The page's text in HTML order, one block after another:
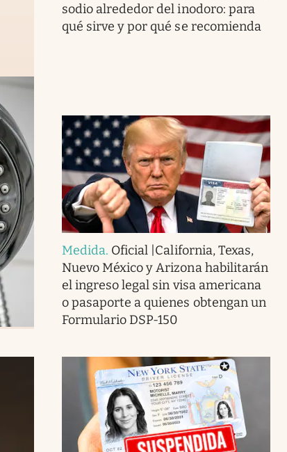
sodio alrededor del inodoro: para
qué sirve y por qué se recomienda
Medida. Oficial |California, Texas,
Nuevo México y Arizona habilitarán
el ingreso legal sin visa americana
o pasaporte a quienes obtengan un
Formulario DSP-150